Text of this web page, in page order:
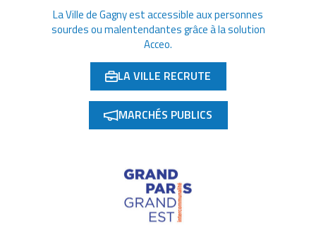
La Ville de Gagny est accessible aux personnes
sourdes ou malentendantes grâce à la solution
Acceo.
LA VILLE RECRUTE
(OUVERTURE DANS UN NOUVEL ONGLET)
MARCHÉS PUBLICS
(OUVERTURE DANS UN NOUVEL ONGLET)